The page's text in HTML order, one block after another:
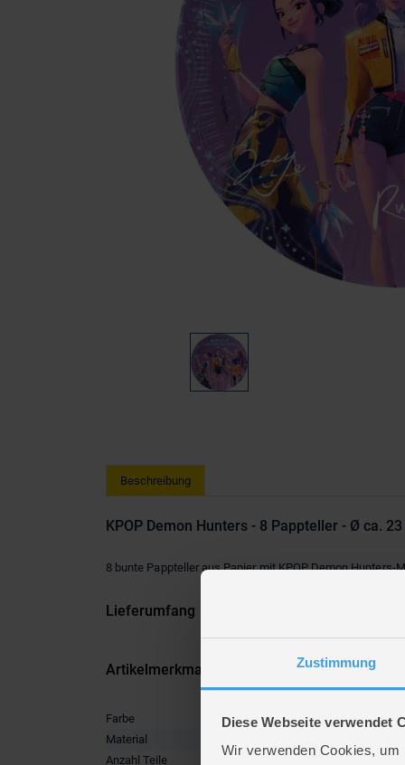
Zustimmung
Diese Webseite verwendet
Wir verwenden Cookies,
Beschreibung
KPOP Demon Hunters - 8 Pappteller - Ø ca.
8 bunte Pappteller aus Papier mit KPOP Demon
Lieferumfang
Artikelmerkmale
Farbe
Material
Anzahl Teile